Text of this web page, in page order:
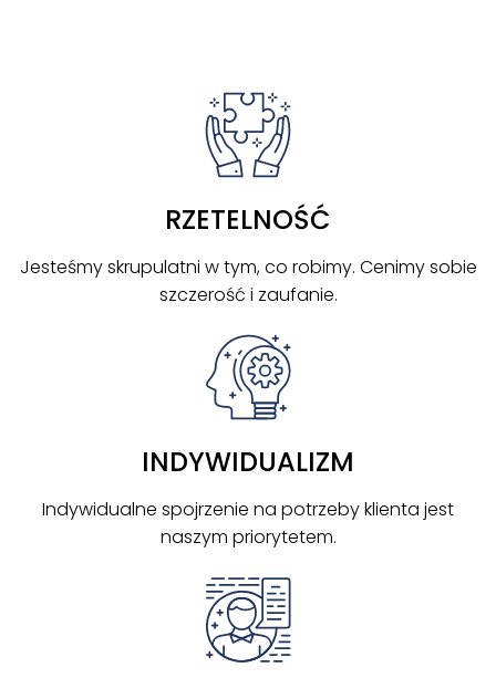
RZETELNOŚĆ
Jesteśmy skrupulatni w tym, co robimy. Cenimy sobie
szczerość i zaufanie.
INDYWIDUALIZM
Indywidualne spojrzenie na potrzeby klienta jest
naszym priorytetem.